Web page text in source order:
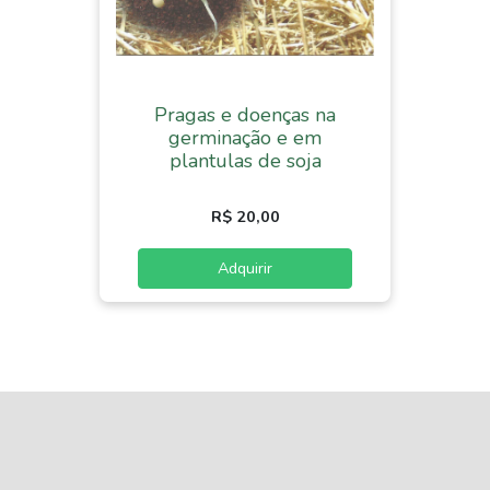
Pragas e doenças na
germinação e em
plantulas de soja
R$ 20,00
Adquirir